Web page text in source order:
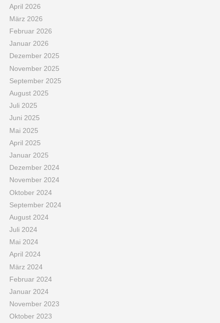
April 2026
März 2026
Februar 2026
Januar 2026
Dezember 2025
November 2025
September 2025
August 2025
Juli 2025
Juni 2025
Mai 2025
April 2025
Januar 2025
Dezember 2024
November 2024
Oktober 2024
September 2024
August 2024
Juli 2024
Mai 2024
April 2024
März 2024
Februar 2024
Januar 2024
November 2023
Oktober 2023